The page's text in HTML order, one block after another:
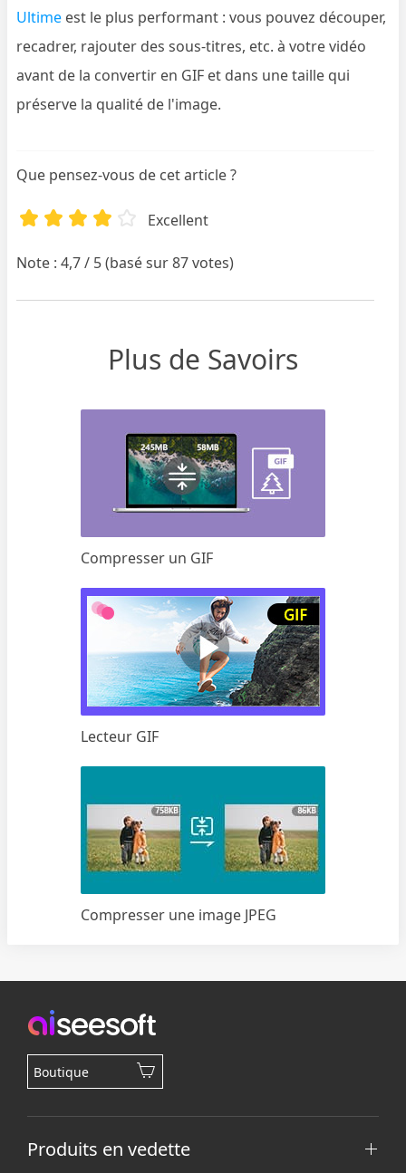
Ultime est le plus performant : vous pouvez découper,
recadrer, rajouter des sous-titres, etc. à votre vidéo
avant de la convertir en GIF et dans une taille qui
préserve la qualité de l'image.
Que pensez-vous de cet article ?
Excellent
Note : 4,7 / 5 (basé sur 87 votes)
Plus de Savoirs
Compresser un GIF
Lecteur GIF
Compresser une image JPEG
Boutique
Produits en vedette